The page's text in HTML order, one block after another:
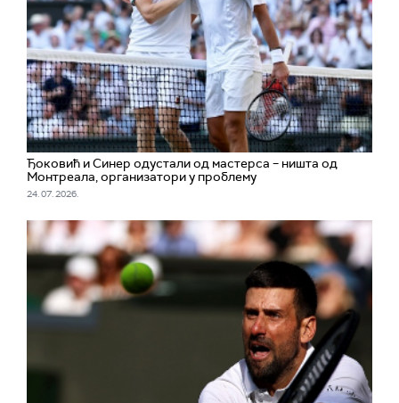
Ђоковић и Синер одустали од мастерса – ништа од
Монтреала, организатори у проблему
24. 07. 2026.